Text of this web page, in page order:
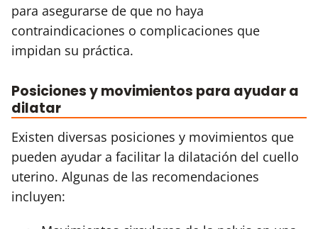
para asegurarse de que no haya
contraindicaciones o complicaciones que
impidan su práctica.
Posiciones y movimientos para ayudar a
dilatar
Existen diversas posiciones y movimientos que
pueden ayudar a facilitar la dilatación del cuello
uterino. Algunas de las recomendaciones
incluyen: